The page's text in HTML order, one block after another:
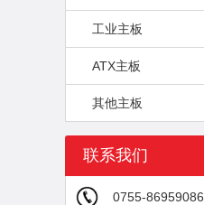
工业主板
ATX主板
其他主板
联系我们
0755-86959086